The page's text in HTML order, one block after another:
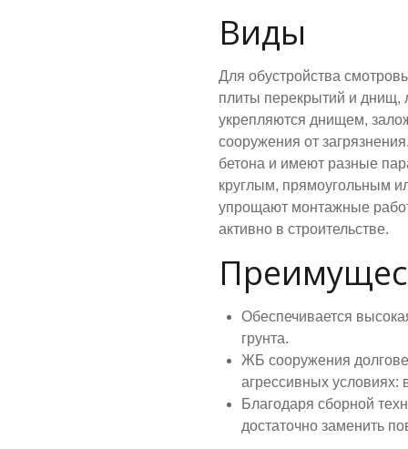
Виды
Для обустройства
плиты перекрытий и днищ,
укрепляются днищем,
сооружения от
бетона и имеют разные
круглым, прямоугольным
упрощают монтажные
активно в строительстве.
Обеспечивается
грунта.
ЖБ сооружения
агрессивных
Благодаря сборной
достаточно заменить